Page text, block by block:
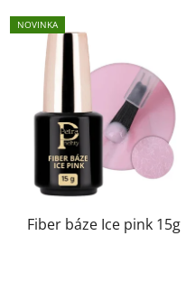
NOVINKA
Fiber báze Ice pink 15g